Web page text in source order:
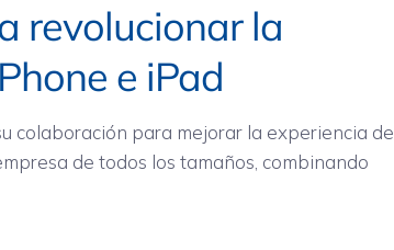
revolucionar la
e iPad
colaboración para mejorar la experiencia de
de todos los tamaños, combinando